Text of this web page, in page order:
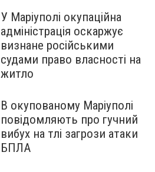
У Маріуполі окупаційна
адміністрація оскаржує
визнане російськими
судами право власності на
житло
В окупованому Маріуполі
повідомляють про гучний
вибух на тлі загрози атаки
БПЛА